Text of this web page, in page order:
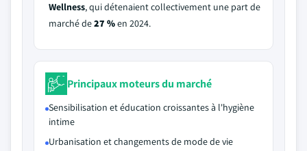
Wellness, qui détenaient collectivement une part de
marché de27 %en 2024.
Principaux moteurs du marché
Sensibilisation et éducation croissantes à l'hygiène
intime
Urbanisation et changements de mode de vie